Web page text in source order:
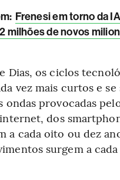
Frenesi em torno da
milhões de novos
Dias, os ciclos
vez mais curtos e
ondas provocadas
dos
a cada oito ou dez
surgem a